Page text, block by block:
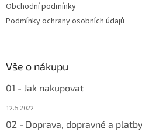
Obchodní podmínky
Podmínky ochrany osobních údajů
Vše o nákupu
01 - Jak nakupovat
12.5.2022
02 - Doprava, dopravné a platby